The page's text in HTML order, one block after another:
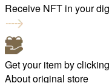
Receive NFT in your
Get your item by
About original store